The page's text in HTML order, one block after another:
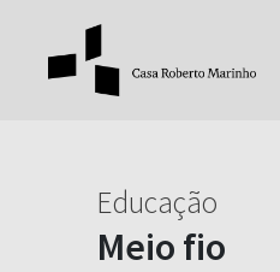
Educação
Meio fio